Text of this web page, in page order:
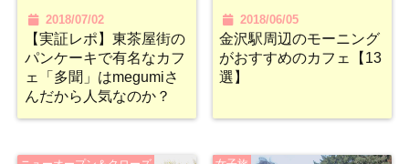
2018/07/02
【実証レポ】東茶屋街の
パンケーキで有名なカフ
ェ「多聞」はmegumiさ
んだから人気なのか？
2018/06/05
金沢駅周辺のモーニング
がおすすめのカフェ【13
選】